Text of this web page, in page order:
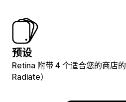
预设
Retina 附带 4 个适合您的商店
Radiate）